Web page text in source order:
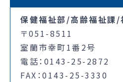
保健福祉部/高齢福祉課/
〒051-8511
室蘭市幸町1番2号
電話：0143-25-2872
FAX：0143-25-3330